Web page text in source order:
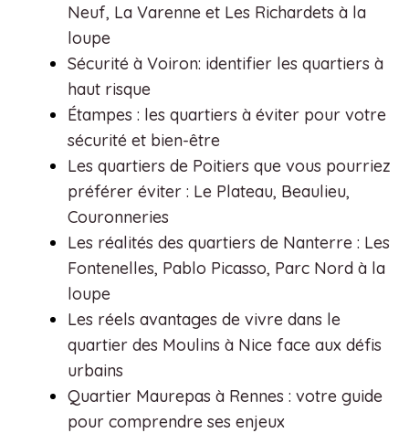
Neuf, La Varenne et Les Richardets à la
loupe
Sécurité à Voiron: identifier les quartiers à
haut risque
Étampes : les quartiers à éviter pour votre
sécurité et bien-être
Les quartiers de Poitiers que vous pourriez
préférer éviter : Le Plateau, Beaulieu,
Couronneries
Les réalités des quartiers de Nanterre : Les
Fontenelles, Pablo Picasso, Parc Nord à la
loupe
Les réels avantages de vivre dans le
quartier des Moulins à Nice face aux défis
urbains
Quartier Maurepas à Rennes : votre guide
pour comprendre ses enjeux